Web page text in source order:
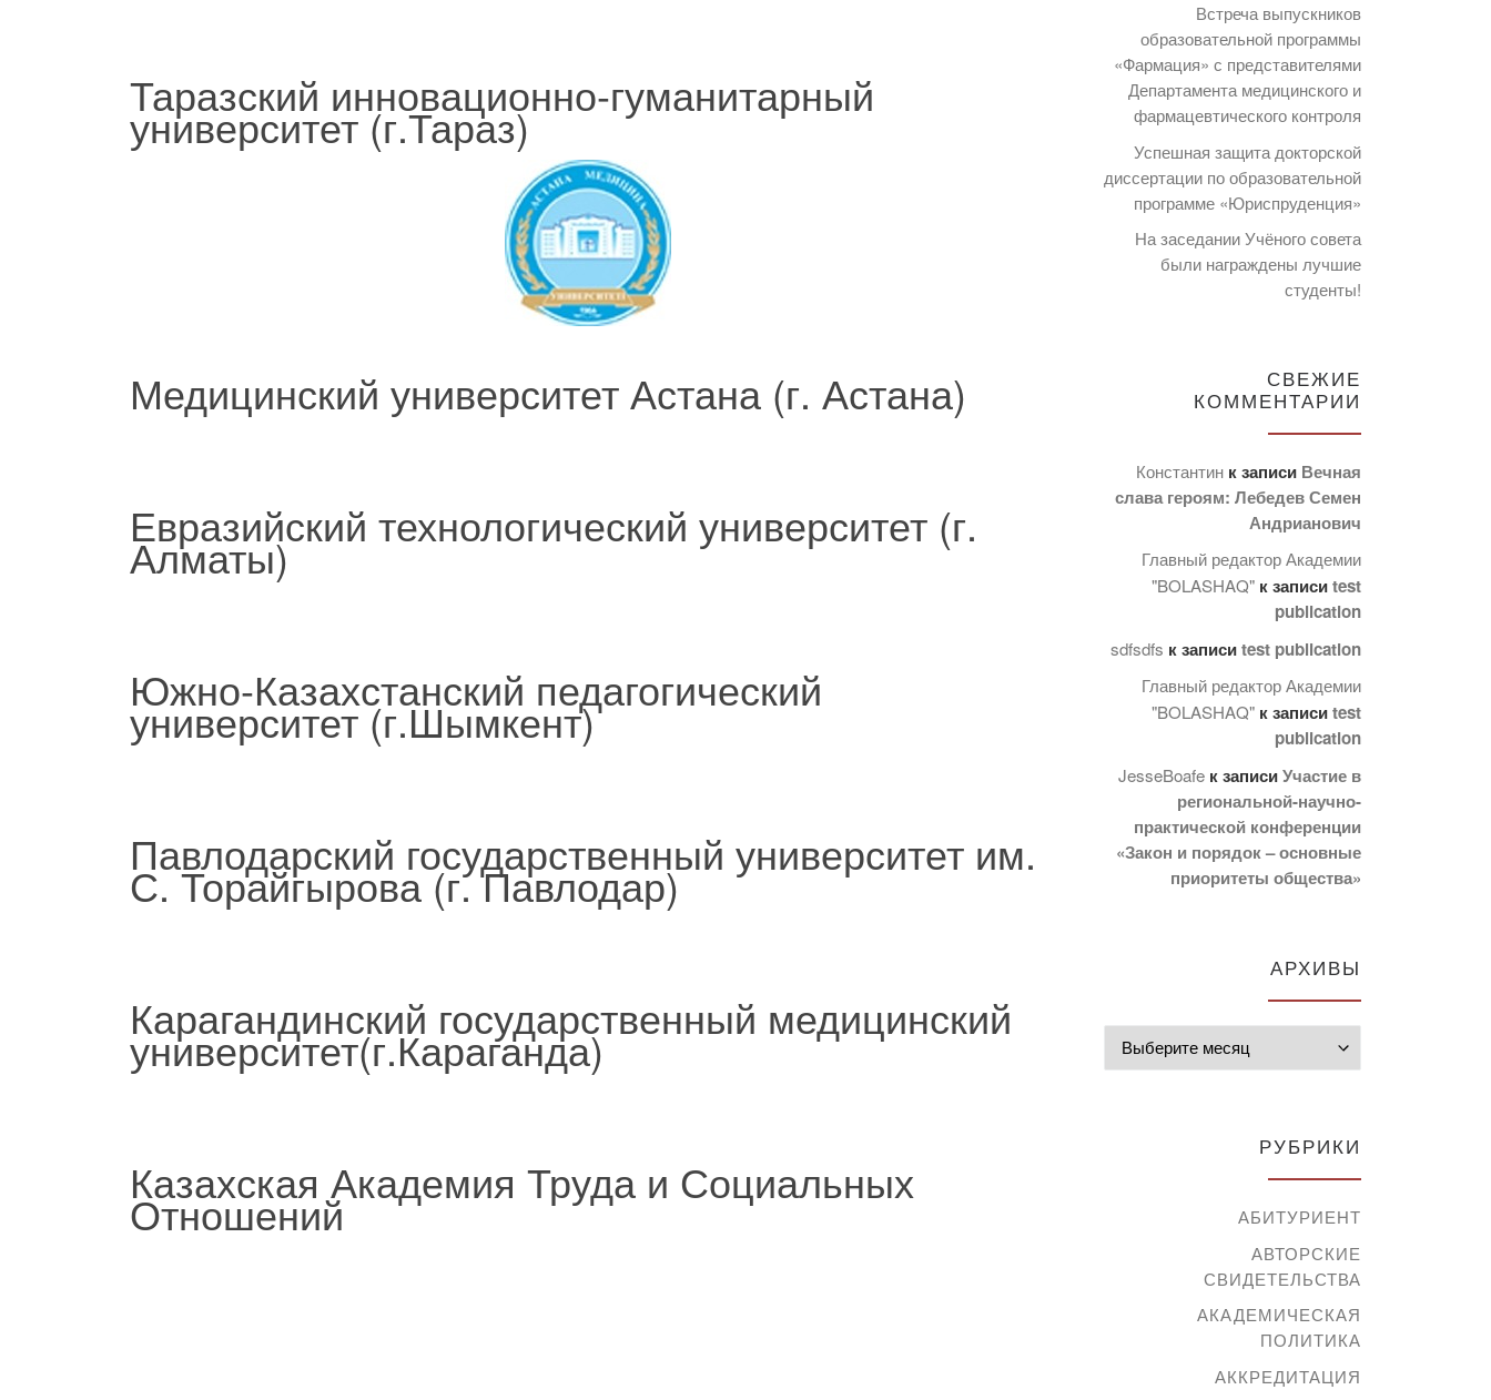
Таразский инновационно-гуманитарный
университет (г.Тараз)
Медицинский университет Астана (г. Астана)
Евразийский технологический университет (г.
Алматы)
Южно-Казахстанский педагогический
университет (г.Шымкент)
Павлодарский государственный университет им.
С. Торайгырова (г. Павлодар)
Карагандинский государственный медицинский
университет(г.Караганда)
Казахская Академия Труда и Социальных
Отношений
Встреча выпускников
образовательной программы
«Фармация» с представителями
Департамента медицинского и
фармацевтического контроля
Успешная защита докторской
диссертации по образовательной
программе «Юриспруденция»
На заседании Учёного совета
были награждены лучшие
студенты!
СВЕЖИЕ
КОММЕНТАРИИ
Константин к записи Вечная
слава героям: Лебедев Семен
Андрианович
Главный редактор Академии
"BOLASHAQ" к записиtest
publication
sdfsdfs к записиtest publication
Главный редактор Академии
"BOLASHAQ" к записиtest
publication
JesseBoafe к записиУчастие в
региональной-научно-
практической конференции
«Закон и порядок – основные
приоритеты общества»
АРХИВЫ
РУБРИКИ
АБИТУРИЕНТ
АВТОРСКИЕ
СВИДЕТЕЛЬСТВА
АКАДЕМИЧЕСКАЯ
ПОЛИТИКА
АККРЕДИТАЦИЯ